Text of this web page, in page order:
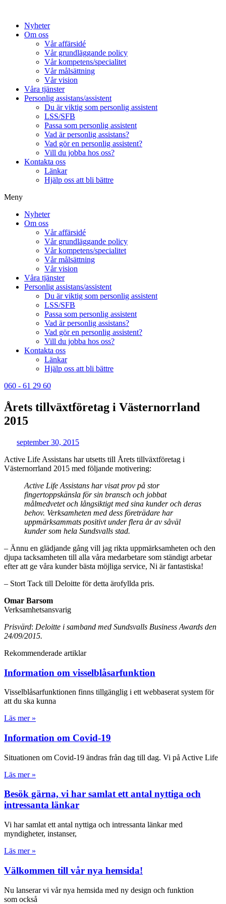
innehållNyheter
Om oss
Vår affärsidé
Vår grundläggande policy
Vår kompetens/specialitet
Vår målsättning
Vår vision
Våra tjänster
Personlig assistans/assistent
Du är viktig som personlig assistent
LSS/SFB
Passa som personlig assistent
Vad är personlig assistans?
Vad gör en personlig assistent?
Vill du jobba hos oss?
Kontakta oss
Länkar
Hjälp oss att bli bättre
Meny
Nyheter
Om oss
Vår affärsidé
Vår grundläggande policy
Vår kompetens/specialitet
Vår målsättning
Vår vision
Våra tjänster
Personlig assistans/assistent
Du är viktig som personlig assistent
LSS/SFB
Passa som personlig assistent
Vad är personlig assistans?
Vad gör en personlig assistent?
Vill du jobba hos oss?
Kontakta oss
Länkar
Hjälp oss att bli bättre
060 - 61 29 60
Årets tillväxtföretag i Västernorrland
2015
september 30, 2015
Active Life Assistans har utsetts till Årets tillväxtföretag i
Västernorrland 2015 med följande motivering:
Active Life Assistans har visat prov på stor
fingertoppskänsla för sin bransch och jobbat
målmedvetet och långsiktigt med sina kunder och deras
behov. Verksamheten med dess företrädare har
uppmärksammats positivt under flera år av såväl
kunder som hela Sundsvalls stad.
– Ännu en glädjande gång vill jag rikta uppmärksamheten och den
djupa tacksamheten till alla våra medarbetare som ständigt arbetar
efter att ge våra kunder bästa möjliga service, Ni är fantastiska!
– Stort Tack till Deloitte för detta ärofyllda pris.
Omar Barsom
Verksamhetsansvarig
Prisvärd: Deloitte i samband med Sundsvalls Business Awards den
24/09/2015.
Rekommenderade artiklar
Information om visselblåsarfunktion
Visselblåsarfunktionen finns tillgänglig i ett webbaserat system för
att du ska kunna
Läs mer »
Information om Covid-19
Situationen om Covid-19 ändras från dag till dag. Vi på Active Life
Läs mer »
Besök gärna, vi har samlat ett antal nyttiga och
intressanta länkar
Vi har samlat ett antal nyttiga och intressanta länkar med
myndigheter, instanser,
Läs mer »
Välkommen till vår nya hemsida!
Nu lanserar vi vår nya hemsida med ny design och funktion
som också